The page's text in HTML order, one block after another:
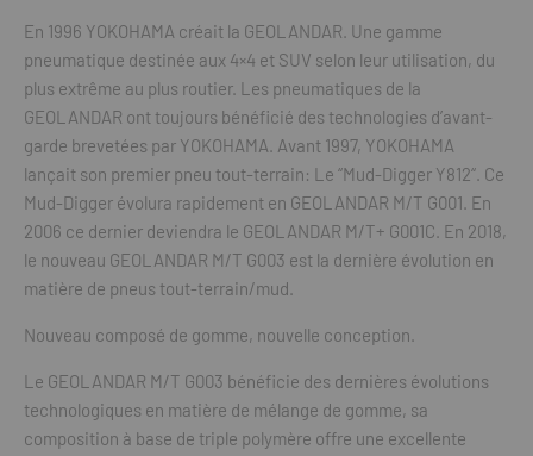
En 1996 YOKOHAMA créait la GEOLANDAR. Une gamme
pneumatique destinée aux 4×4 et SUV selon leur utilisation, du
plus extrême au plus routier. Les pneumatiques de la
GEOLANDAR ont toujours bénéficié des technologies d’avant-
garde brevetées par YOKOHAMA. Avant 1997, YOKOHAMA
lançait son premier pneu tout-terrain: Le “Mud-Digger Y812“. Ce
Mud-Digger évolura rapidement en GEOLANDAR M/T G001. En
2006 ce dernier deviendra le GEOLANDAR M/T+ G001C. En 2018,
le nouveau GEOLANDAR M/T G003 est la dernière évolution en
matière de pneus tout-terrain/mud.
Nouveau composé de gomme, nouvelle conception.
Le GEOLANDAR M/T G003 bénéficie des dernières évolutions
technologiques en matière de mélange de gomme, sa
composition à base de triple polymère offre une excellente